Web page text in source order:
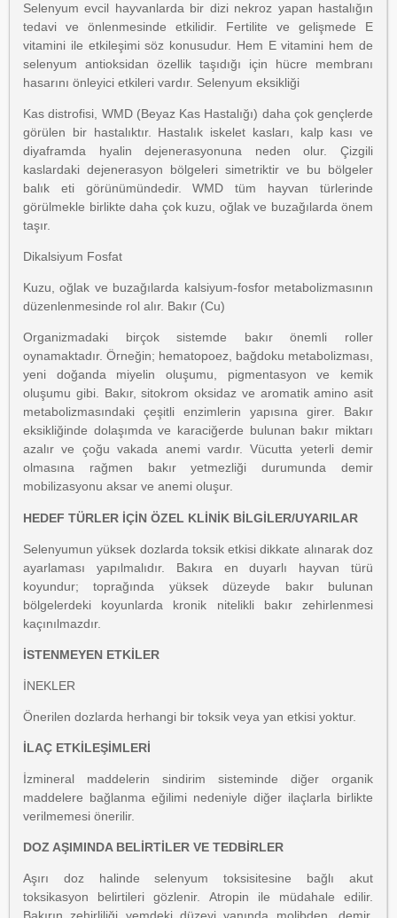
Selenyum evcil hayvanlarda bir dizi nekroz yapan hastalığın
tedavi ve önlenmesinde etkilidir. Fertilite ve gelişmede E
vitamini ile etkileşimi söz konusudur. Hem E vitamini hem de
selenyum antioksidan özellik taşıdığı için hücre membranı
hasarını önleyici etkileri vardır. Selenyum eksikliği
Kas distrofisi, WMD (Beyaz Kas Hastalığı) daha çok gençlerde
görülen bir hastalıktır. Hastalık iskelet kasları, kalp kası ve
diyaframda hyalin dejenerasyonuna neden olur. Çizgili
kaslardaki dejenerasyon bölgeleri simetriktir ve bu bölgeler
balık eti görünümündedir. WMD tüm hayvan türlerinde
görülmekle birlikte daha çok kuzu, oğlak ve buzağılarda önem
taşır.
Dikalsiyum Fosfat
Kuzu, oğlak ve buzağılarda kalsiyum-fosfor metabolizmasının
düzenlenmesinde rol alır. Bakır (Cu)
Organizmadaki birçok sistemde bakır önemli roller
oynamaktadır. Örneğin; hematopoez, bağdoku metabolizması,
yeni doğanda miyelin oluşumu, pigmentasyon ve kemik
oluşumu gibi. Bakır, sitokrom oksidaz ve aromatik amino asit
metabolizmasındaki çeşitli enzimlerin yapısına girer. Bakır
eksikliğinde dolaşımda ve karaciğerde bulunan bakır miktarı
azalır ve çoğu vakada anemi vardır. Vücutta yeterli demir
olmasına rağmen bakır yetmezliği durumunda demir
mobilizasyonu aksar ve anemi oluşur.
HEDEF TÜRLER İÇİN ÖZEL KLİNİK BİLGİLER/UYARILAR
Selenyumun yüksek dozlarda toksik etkisi dikkate alınarak doz
ayarlaması yapılmalıdır. Bakıra en duyarlı hayvan türü
koyundur; toprağında yüksek düzeyde bakır bulunan
bölgelerdeki koyunlarda kronik nitelikli bakır zehirlenmesi
kaçınılmazdır.
İSTENMEYEN ETKİLER
İNEKLER
Önerilen dozlarda herhangi bir toksik veya yan etkisi yoktur.
İLAÇ ETKİLEŞİMLERİ
İzmineral maddelerin sindirim sisteminde diğer organik
maddelere bağlanma eğilimi nedeniyle diğer ilaçlarla birlikte
verilmemesi önerilir.
DOZ AŞIMINDA BELİRTİLER VE TEDBİRLER
Aşırı doz halinde selenyum toksisitesine bağlı akut
toksikasyon belirtileri gözlenir. Atropin ile müdahale edilir.